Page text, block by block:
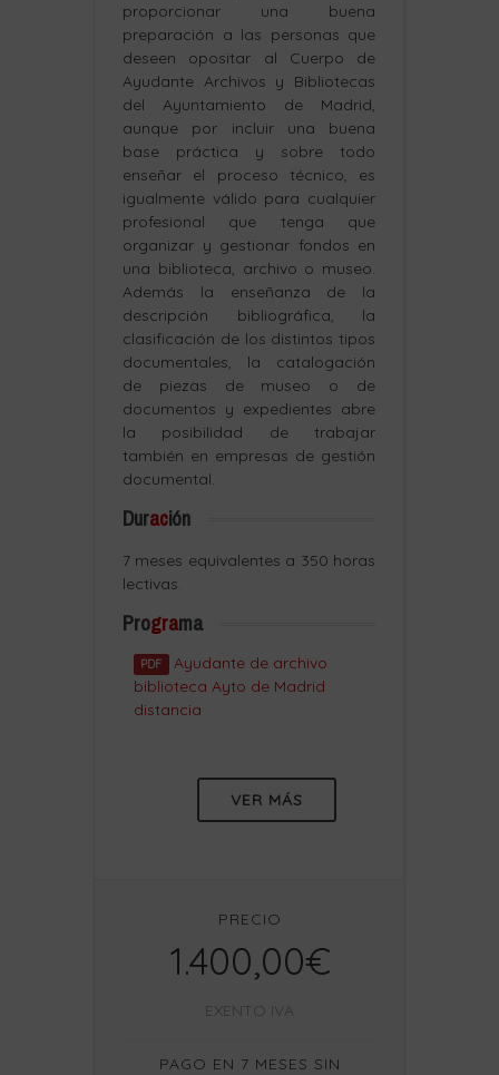
proporcionar una buena
preparación a las personas que
deseen opositar al Cuerpo de
Ayudante Archivos y Bibliotecas
del Ayuntamiento de Madrid,
aunque por incluir una buena
base práctica y sobre todo
enseñar el proceso técnico, es
igualmente válido para cualquier
profesional que tenga que
organizar y gestionar fondos en
una biblioteca, archivo o museo.
Además la enseñanza de la
descripción bibliográfica, la
clasificación de los distintos tipos
documentales, la catalogación
de piezas de museo o de
documentos y expedientes abre
la posibilidad de trabajar
también en empresas de gestión
documental.
Duración
7 meses equivalentes a 350 horas
lectivas.
Programa
PDF
Ayudante de archivo
biblioteca Ayto de Madrid
distancia
VER MÁS
PRECIO
1.400,00€
EXENTO IVA
PAGO EN 7 MESES SIN